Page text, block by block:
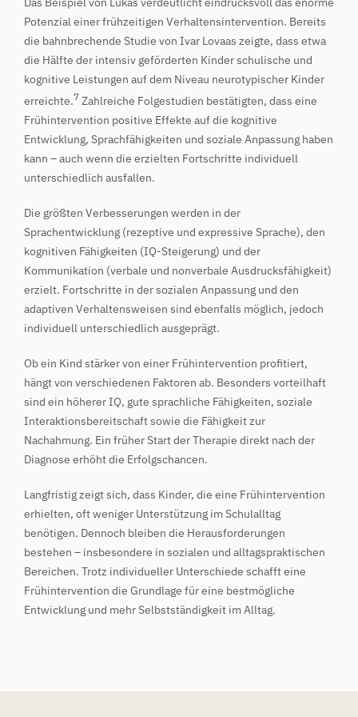
Potenzial einer frühzeitigen Verhaltensintervention. Bereits
die bahnbrechende Studie von Ivar Lovaas zeigte, dass etwa
die Hälfte der intensiv geförderten Kinder schulische und
kognitive Leistungen auf dem Niveau neurotypischer Kinder
erreichte.7 Zahlreiche Folgestudien bestätigten, dass eine
Frühintervention positive Effekte auf die kognitive
Entwicklung, Sprachfähigkeiten und soziale Anpassung haben
kann – auch wenn die erzielten Fortschritte individuell
unterschiedlich ausfallen.
Die größten Verbesserungen werden in der
Sprachentwicklung (rezeptive und expressive Sprache), den
kognitiven Fähigkeiten (IQ-Steigerung) und der
Kommunikation (verbale und nonverbale Ausdrucksfähigkeit)
erzielt. Fortschritte in der sozialen Anpassung und den
adaptiven Verhaltensweisen sind ebenfalls möglich, jedoch
individuell unterschiedlich ausgeprägt.
Ob ein Kind stärker von einer Frühintervention profitiert,
hängt von verschiedenen Faktoren ab. Besonders vorteilhaft
sind ein höherer IQ, gute sprachliche Fähigkeiten, soziale
Interaktionsbereitschaft sowie die Fähigkeit zur
Nachahmung. Ein früher Start der Therapie direkt nach der
Diagnose erhöht die Erfolgschancen.
Langfristig zeigt sich, dass Kinder, die eine Frühintervention
erhielten, oft weniger Unterstützung im Schulalltag
benötigen. Dennoch bleiben die Herausforderungen
bestehen – insbesondere in sozialen und alltagspraktischen
Bereichen. Trotz individueller Unterschiede schafft eine
Frühintervention die Grundlage für eine bestmögliche
Entwicklung und mehr Selbstständigkeit im Alltag.